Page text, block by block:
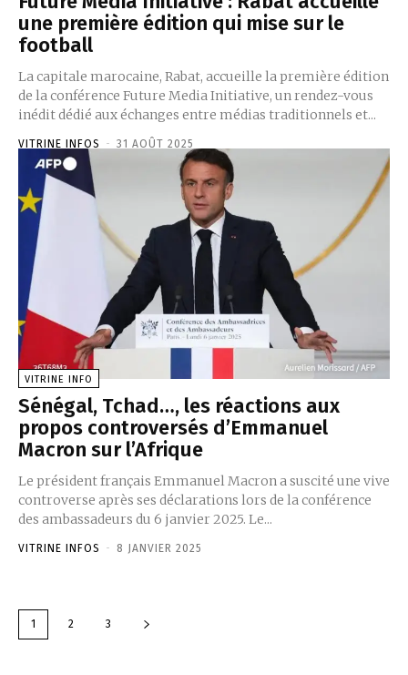
une première édition qui mise sur le
football
La capitale marocaine, Rabat, accueille la première édition
de la conférence Future Media Initiative, un rendez-vous
inédit dédié aux échanges entre médias traditionnels et...
VITRINE INFOS - 31 AOÛT 2025
VITRINE INFO
Sénégal, Tchad…, les réactions aux
propos controversés d’Emmanuel
Macron sur l’Afrique
Le président français Emmanuel Macron a suscité une vive
controverse après ses déclarations lors de la conférence
des ambassadeurs du 6 janvier 2025. Le...
VITRINE INFOS - 8 JANVIER 2025
1 2 3